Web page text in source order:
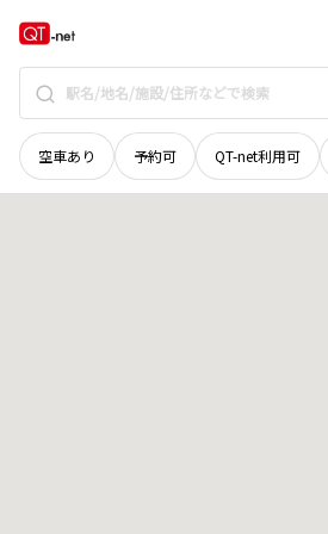
空車あり 予約可 QT-net利用可
長野県